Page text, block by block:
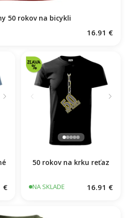
50 rokov na bicykli
16.91 €
€
50 rokov na krku reťaz
NA SKLADE 16.91 €